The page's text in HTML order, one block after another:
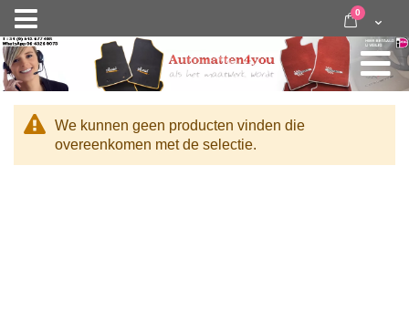
Nav
activeren
door
inhoud
Cart
0 items
We kunnen geen producten vinden die
overeenkomen met de selectie.